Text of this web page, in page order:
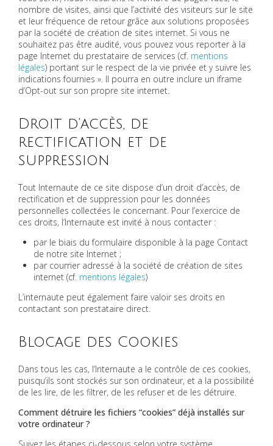
nombre de visites, ainsi que l’activité des visiteurs sur le site
et leur fréquence de retour grâce aux solutions proposées
par la société de création de sites internet. Si vous ne
souhaitez pas être audité, vous pouvez vous reporter à la
page Internet du prestataire de services (cf. mentions
légales) portant sur le respect de la vie privée et y suivre les
indications fournies ». Il pourra en outre inclure un iframe
d’Opt-out sur son propre site internet.
Droit d’accès, de
rectification et de
suppression
Tout Internaute de ce site dispose d’un droit d’accès, de
rectification et de suppression pour les données
personnelles collectées le concernant. Pour l’exercice de
ces droits, l’Internaute est invité à nous contacter :
par le biais du formulaire disponible à la page Contact
de notre site Internet ;
par courrier adressé à la société de création de sites
internet (cf. mentions légales)
L’internaute peut également faire valoir ses droits en
contactant son prestataire direct.
Blocage des Cookies
Dans tous les cas, l’Internaute a le contrôle de ces cookies,
puisqu’ils sont stockés sur son ordinateur, et a la possibilité
de les lire, de les filtrer, de les refuser et de les détruire.
Comment détruire les fichiers “cookies” déjà installés sur
votre ordinateur ?
Suivez les étapes ci-dessous selon votre système